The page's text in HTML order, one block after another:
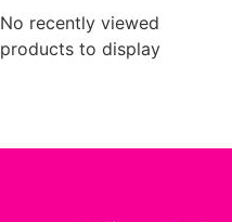
No recently viewed
products to display